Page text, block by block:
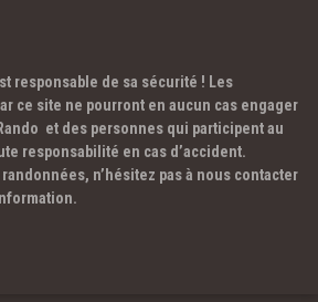
responsable de sa sécurité ! Les
ce site ne pourront en aucun cas engager
et des personnes qui participent au
responsabilité en cas d’accident.
n’hésitez pas à nous contacter